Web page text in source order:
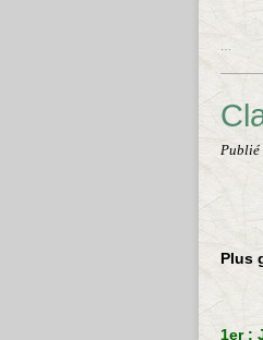
Publié
Plus
1er :